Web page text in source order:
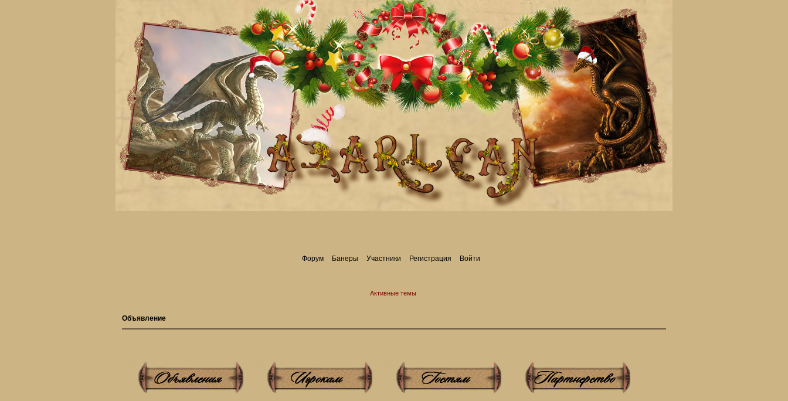
Форум Банеры Участники Регистрация Войти
Активные темы
Объявление